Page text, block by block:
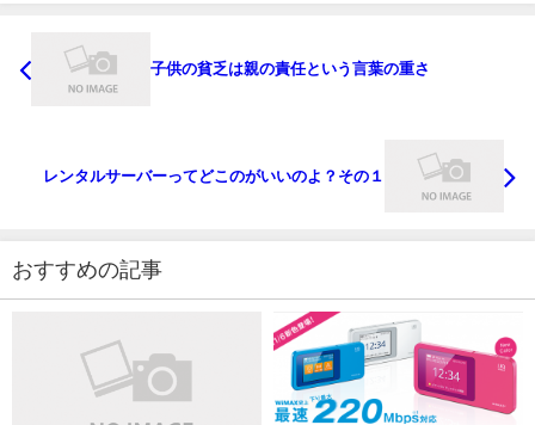
子供の貧乏は親の責任という言葉の重さ
レンタルサーバーってどこのがいいのよ？その１
おすすめの記事